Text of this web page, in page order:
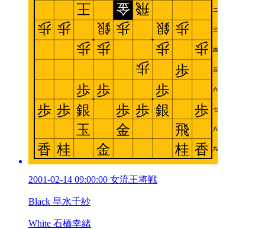
2001-02-14 09:00:00 女流王将戦
Black 早水千紗
White 石橋幸緒